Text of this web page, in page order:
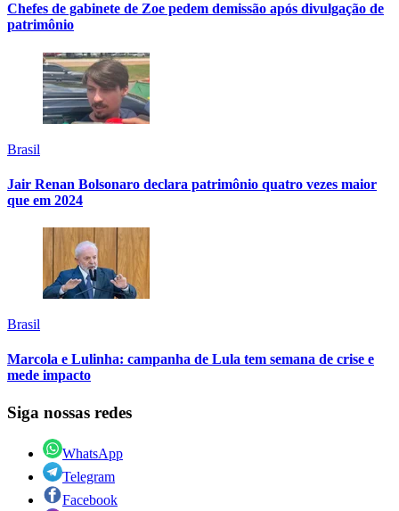
Chefes de gabinete de Zoe pedem demissão após divulgação de
patrimônio
Brasil
Jair Renan Bolsonaro declara patrimônio quatro vezes maior
que em 2024
Brasil
Marcola e Lulinha: campanha de Lula tem semana de crise e
mede impacto
Siga nossas redes
WhatsApp
Telegram
Facebook